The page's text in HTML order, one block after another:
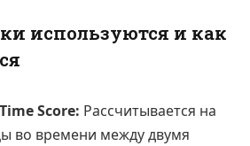
используются и как
Score: Рассчитывается на
во времени между двумя